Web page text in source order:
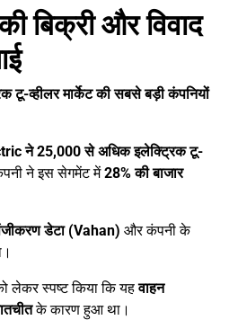
बिक्री और विवाद
टू-व्हीलर मार्केट की सबसे बड़ी कंपनियों
ने 25,000 से अधिक इलेक्ट्रिक टू-
ने इस सेगमेंट में28% की बाजार
डेटा (Vahan) और कंपनी के
लेकर स्पष्ट किया कि यहवाहन
के कारण हुआ था।